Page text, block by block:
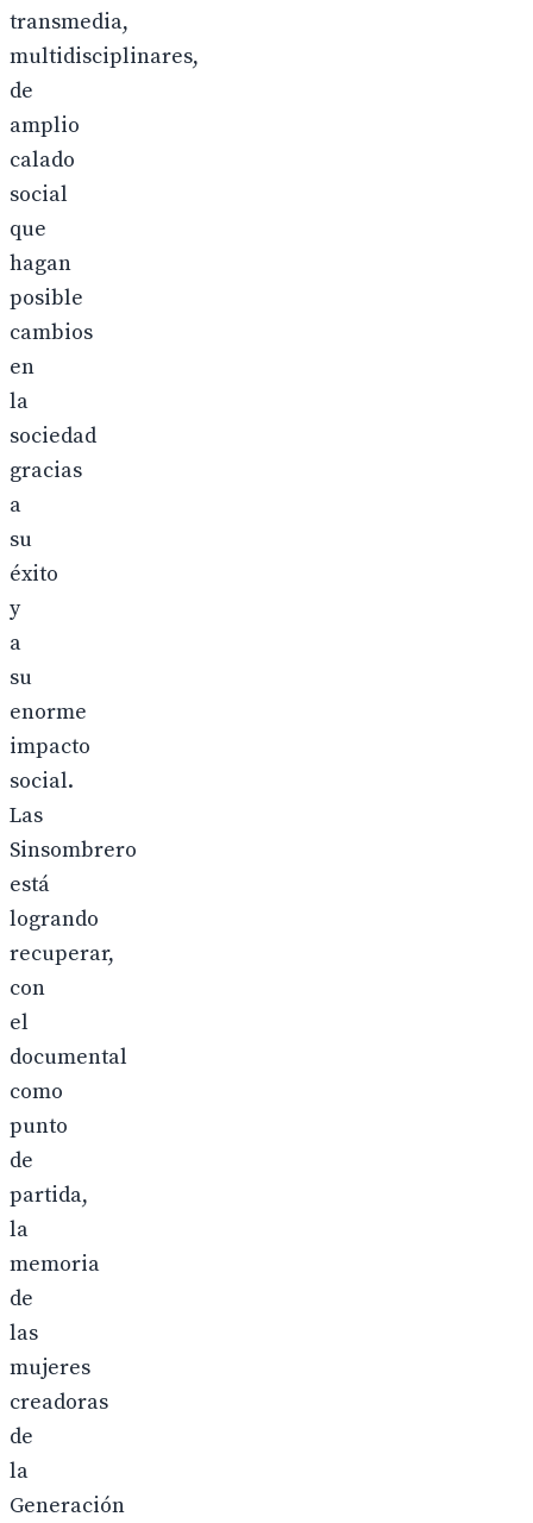
transmedia,
multidisciplinares,
de
amplio
calado
social
que
hagan
posible
cambios
en
la
sociedad
gracias
a
su
éxito
y
a
su
enorme
impacto
social.
Las
Sinsombrero
está
logrando
recuperar,
con
el
documental
como
punto
de
partida,
la
memoria
de
las
mujeres
creadoras
de
la
Generación